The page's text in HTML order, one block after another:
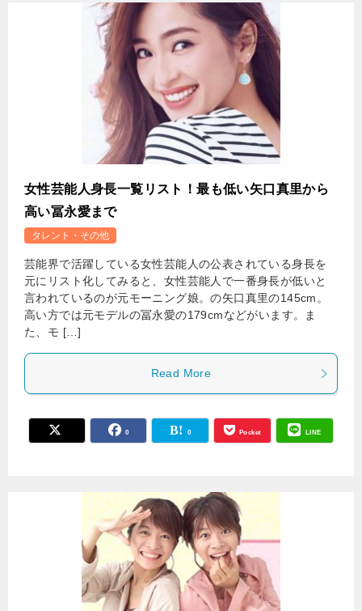
女性芸能人身長一覧リスト！最も低い矢口真里から
高い冨永愛まで
タレント・その他
芸能界で活躍している女性芸能人の公表されている身長を
元にリスト化してみると、女性芸能人で一番身長が低いと
言われているのが元モーニング娘。の矢口真里の145cm。
高い方では元モデルの冨永愛の179cmなどがいます。ま
た、モ […]
Read More
0 0 Pocket LINE